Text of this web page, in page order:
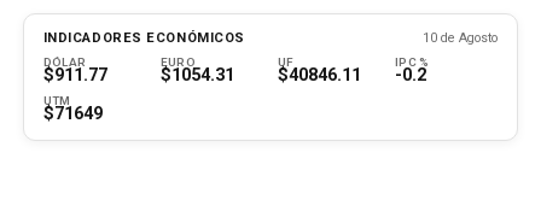
INDICADORES ECONÓMICOS 10 de Agosto
DÓLAR
$911.77
EURO
$1054.31
UF
$40846.11
IPC %
-0.2
UTM
$71649